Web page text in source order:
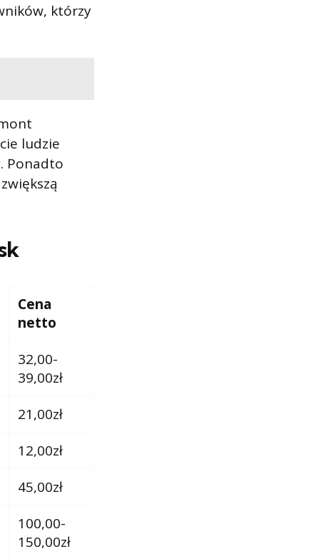
którzy
ludzie
Ponadto
Cena
netto
32,00-
39,00zł
21,00zł
12,00zł
45,00zł
100,00-
150,00zł